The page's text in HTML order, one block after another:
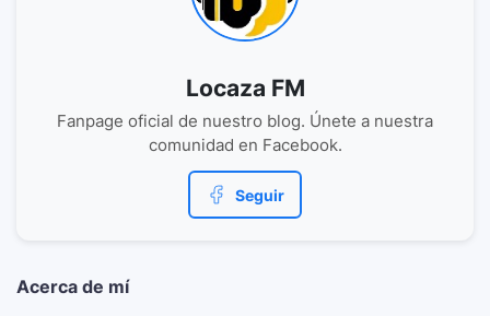
Locaza FM
Fanpage oficial de nuestro blog. Únete a nuestra
comunidad en Facebook.
Seguir
Acerca de mí